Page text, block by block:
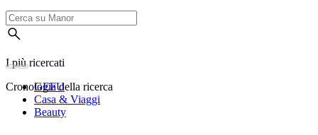
I più ricercati
Cronologia della ricerca
GEFU
Casa & Viaggi
Beauty